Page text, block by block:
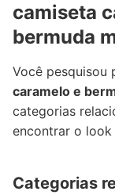
camiseta
bermuda
Você pesquisou
caramelo e
categorias
encontrar o
Categorias